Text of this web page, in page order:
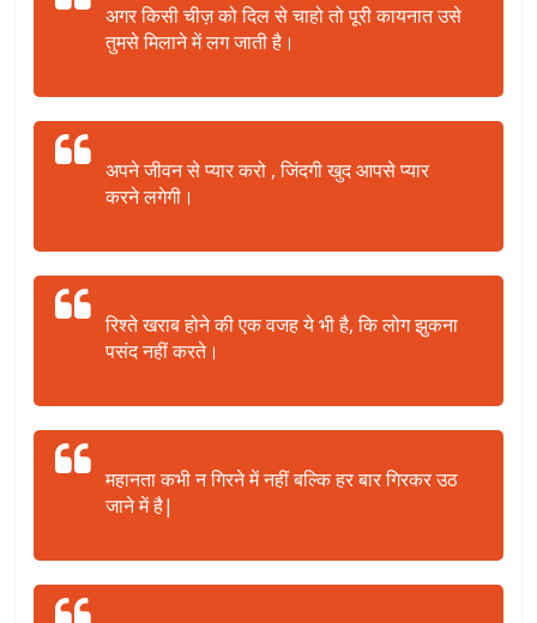
अगर किसी चीज़ को दिल से चाहो तो पूरी कायनात उसे
तुमसे मिलाने में लग जाती है।
अपने जीवन से प्यार करो , जिंदगी खुद आपसे प्यार
करने लगेगी।
रिश्ते खराब होने की एक वजह ये भी है, कि लोग झुकना
पसंद नहीं करते।
महानता कभी न गिरने में नहीं बल्कि हर बार गिरकर उठ
जाने में है|